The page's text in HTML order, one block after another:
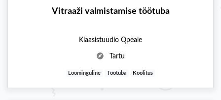
Vitraaži valmistamise töötuba
Klaasistuudio Qpeale
Tartu
Loominguline Töötuba Koolitus